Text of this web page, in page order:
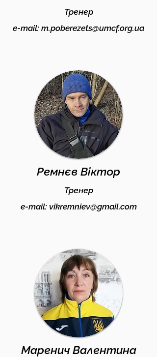
Тренер
e-mail: m.poberezets@umcf.org.ua
Ремнєв Віктор
Тренер
e-mail: vikremniev@gmail.com
Маренич Валентина